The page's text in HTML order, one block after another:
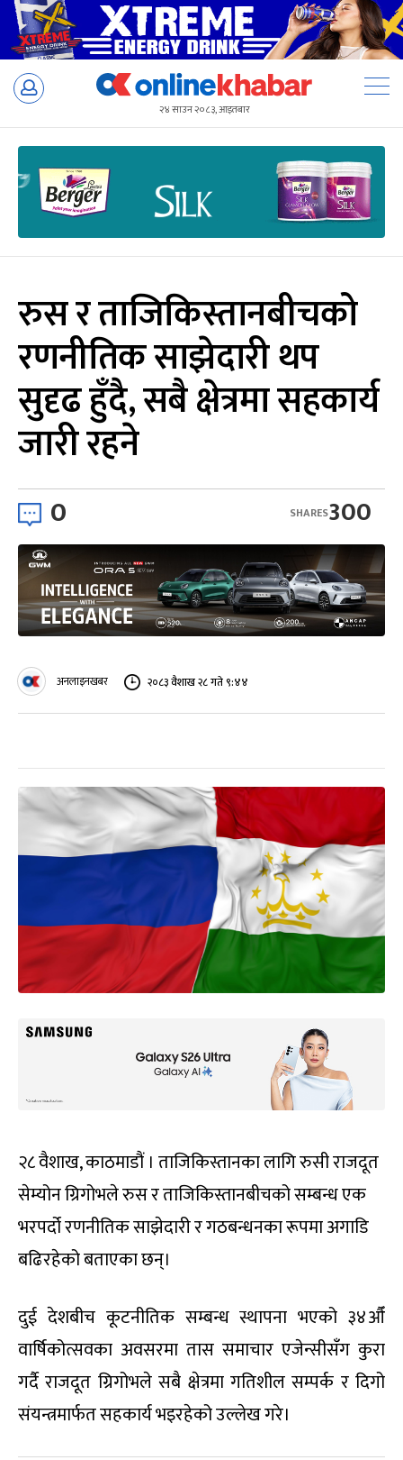
Skip
२४ साउन २०८३, आइतबार
रुस र ताजिकिस्तानबीचको
रणनीतिक साझेदारी थप
सुदृढ हुँदै, सबै क्षेत्रमा सहकार्य
जारी रहने
0 300
SHARES
अनलाइनखबर २०८३ वैशाख २८ गते ९:४४
२८ वैशाख, काठमाडौं । ताजिकिस्तानका लागि रुसी राजदूत
सेम्योन ग्रिगोभले रुस र ताजिकिस्तानबीचको सम्बन्ध एक
भरपर्दो रणनीतिक साझेदारी र गठबन्धनका रूपमा अगाडि
बढिरहेको बताएका छन्।
दुई देशबीच कूटनीतिक सम्बन्ध स्थापना भएको ३४औँ
वार्षिकोत्सवका अवसरमा तास समाचार एजेन्सीसँग कुरा
गर्दै राजदूत ग्रिगोभले सबै क्षेत्रमा गतिशील सम्पर्क र दिगो
संयन्त्रमार्फत सहकार्य भइरहेको उल्लेख गरे।